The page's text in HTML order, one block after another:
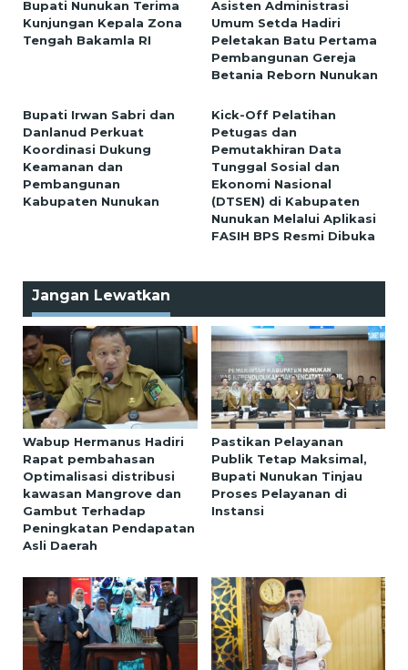
Bupati Nunukan Terima
Kunjungan Kepala Zona
Tengah Bakamla RI
Asisten Administrasi
Umum Setda Hadiri
Peletakan Batu Pertama
Pembangunan Gereja
Betania Reborn Nunukan
Bupati Irwan Sabri dan
Danlanud Perkuat
Koordinasi Dukung
Keamanan dan
Pembangunan
Kabupaten Nunukan
Kick-Off Pelatihan
Petugas dan
Pemutakhiran Data
Tunggal Sosial dan
Ekonomi Nasional
(DTSEN) di Kabupaten
Nunukan Melalui Aplikasi
FASIH BPS Resmi Dibuka
Jangan Lewatkan
Wabup Hermanus Hadiri
Rapat pembahasan
Optimalisasi distribusi
kawasan Mangrove dan
Gambut Terhadap
Peningkatan Pendapatan
Asli Daerah
Pastikan Pelayanan
Publik Tetap Maksimal,
Bupati Nunukan Tinjau
Proses Pelayanan di
Instansi